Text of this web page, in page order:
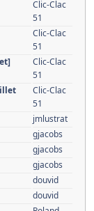
Clic-Clac
51
Clic-Clac
51
Clic-Clac
51
Clic-Clac
51
jmlustrat
gjacobs
gjacobs
gjacobs
douvid
douvid